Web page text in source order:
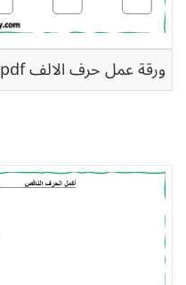
ورقة عمل حرف الالف pdf